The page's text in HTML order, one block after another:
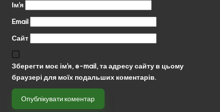
Ім'я
Email
Сайт
Зберегти моє ім'я, e-mail, та адресу сайту в цьому
браузері для моїх подальших коментарів.